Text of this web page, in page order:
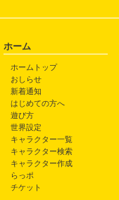
ホーム
ホームトップ
おしらせ
新着通知
はじめての方へ
遊び方
世界設定
キャラクター一覧
キャラクター検索
キャラクター作成
らっポ
チケット